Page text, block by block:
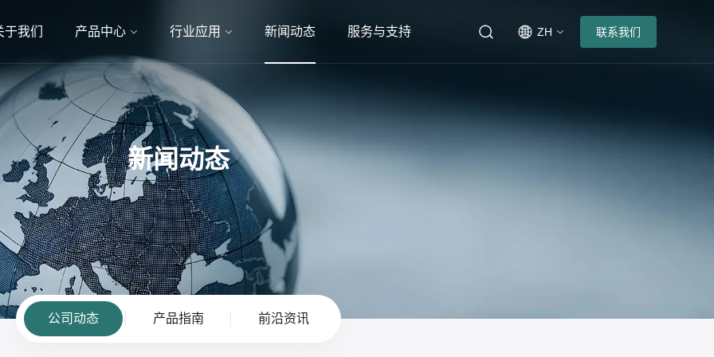
于我们 产品中心 行业应用 新闻动态 服务与支持 ZH 联系我们
新闻动态
公司动态 产品指南 前沿资讯